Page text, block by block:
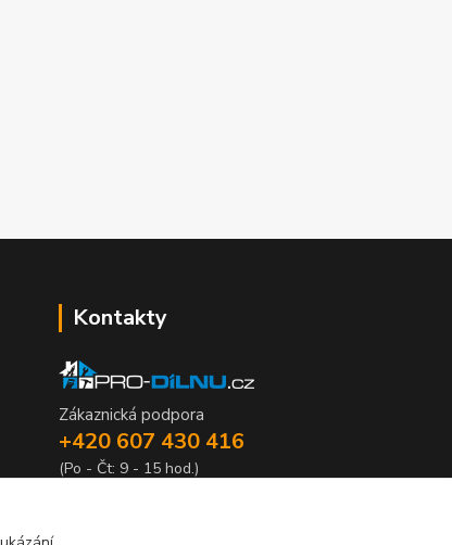
Kontakty
Zákaznická podpora
+420 607 430 416
(Po - Čt: 9 - 15 hod.)